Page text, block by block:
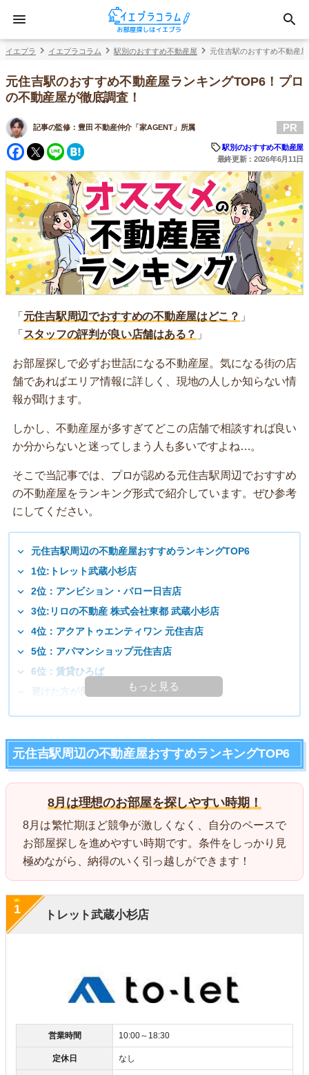
イエプラ イエプラコラム 駅別のおすすめ不動産屋 元住吉駅のおすすめ不動産
元住吉駅のおすすめ不動産屋ランキングTOP6！プロ
の不動産屋が徹底調査！
記事の監修： 豊田 不動産仲介「家AGENT」所属
Facebook
Twitter
Line
PR
駅別のおすすめ不動産屋
最終更新：2026年6月11日
「 元住吉駅周辺でおすすめの不動産屋はどこ？ 」
「 スタッフの評判が良い店舗はある？ 」
お部屋探しで必ずお世話になる不動産屋。気になる街の店
舗であればエリア情報に詳しく、現地の人しか知らない情
報が聞けます。
しかし、不動産屋が多すぎてどこの店舗で相談すれば良い
か分からないと迷ってしまう人も多いですよね…。
そこで当記事では、プロが認める元住吉駅周辺でおすすめ
の不動産屋をランキング形式で紹介しています。ぜひ参考
にしてください。
元住吉駅周辺の不動産屋おすすめランキングTOP6
1位:トレット武蔵小杉店
2位：アンビション・バロー日吉店
3位:リロの不動産 株式会社東都 武蔵小杉店
4位：アクアトゥエンティワン 元住吉店
5位：アパマンショップ元住吉店
6位：賃貸ひろば
避けた方が良い不動産屋の特徴
もっと見る
元住吉駅周辺の不動産屋おすすめランキングTOP6
8月は理想のお部屋を探しやすい時期！
8月は繁忙期ほど競争が激しくなく、自分のペースで
お部屋探しを進めやすい時期です。条件をしっかり見
極めながら、納得のいく引っ越しができます！
トレット武蔵小杉店
1
営業時間 10:00～18:30
定休日 なし